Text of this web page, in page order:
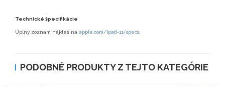
Technické špecifikácie
Úplný zoznam nájdeš na apple.com/ipad-11/specs
PODOBNÉ PRODUKTY Z TEJTO KATEGÓRIE